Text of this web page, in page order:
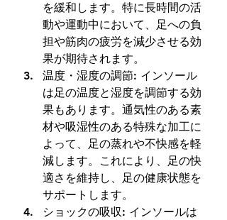
を緩和します。特に長時間の活
動や運動中において、足への負
担や筋肉の疲労を減少させる効
果が期待されます。
温度・湿度の調節: インソール
は足の温度と湿度を調節する効
果もあります。通気性のある素
材や吸湿性のある特殊な加工に
よって、足の蒸れや不快感を軽
減します。これにより、足の快
適さを維持し、足の健康状態を
サポートします。
ショックの吸収: インソールは